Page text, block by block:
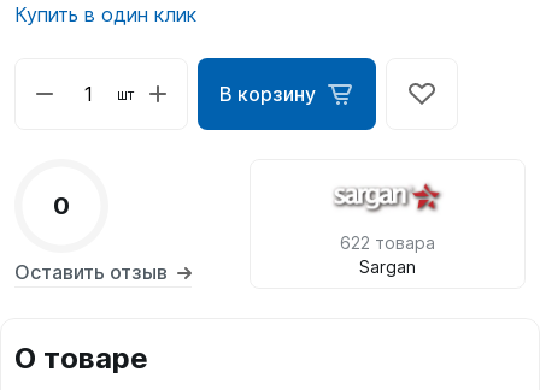
Купить в один клик
шт В корзину
0
Оставить отзыв
622 товара
Sargan
О товаре